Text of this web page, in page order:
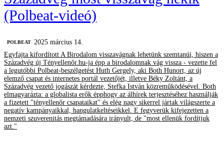
(Polbeat-videó)
‎POLBEAT
2025 március 14.
Egyfajta kifordított A Birodalom visszavágnak lehetünk szemtanúi, hiszen a
Századvég új Tényellenőr.hu-ja épp a birodalomnak vág vissza - vezette fel
a legutóbbi Polbeat-beszélgetést Huth Gergely, aki Both Hunort, az új
elemző csapat és internetes portál vezetőjét, illetve Béky Zoltánt, a
Századvég vezető jogászát kérdezte, Stefka István közreműködésével. Both
elmagyarázta: a globalista erők épphogy az álhírek terjesztéséhez használják
a fizetett "tényellenőr csapataikat" és elég nagy sikerrel jártak világszerte a
negatív kampányaikkal, hangulatkeltéseikkel. E fegyverük kifejezetten a
nemzeti szuverenitás megtámadására irányult, de "most ellenük fordítjuk
azt."